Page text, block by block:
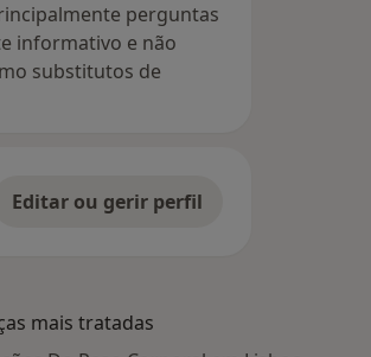
perguntas
informativo e não
substitutos de
Editar ou gerir perfil
mais tratadas